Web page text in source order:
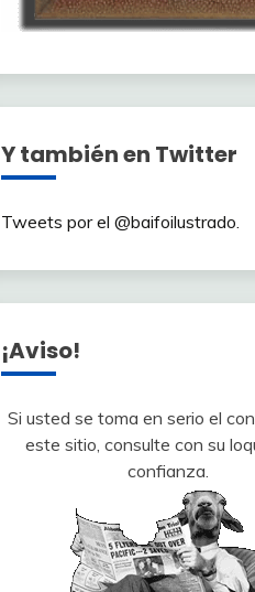
Y también en Twitter
Tweets por el @baifoilustrado.
¡Aviso!
Si usted se toma en serio el
este sitio, consulte con su
confianza.